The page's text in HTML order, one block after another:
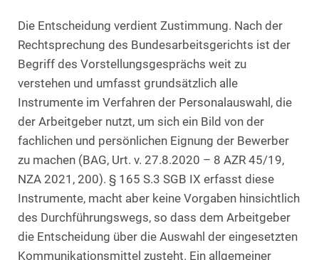
Die Entscheidung verdient Zustimmung. Nach der
Rechtsprechung des Bundesarbeitsgerichts ist der
Begriff des Vorstellungsgesprächs weit zu
verstehen und umfasst grundsätzlich alle
Instrumente im Verfahren der Personalauswahl, die
der Arbeitgeber nutzt, um sich ein Bild von der
fachlichen und persönlichen Eignung der Bewerber
zu machen (BAG, Urt. v. 27.8.2020 – 8 AZR 45/19,
NZA 2021, 200). § 165 S.3 SGB IX erfasst diese
Instrumente, macht aber keine Vorgaben hinsichtlich
des Durchführungswegs, so dass dem Arbeitgeber
die Entscheidung über die Auswahl der eingesetzten
Kommunikationsmittel zusteht. Ein allgemeiner